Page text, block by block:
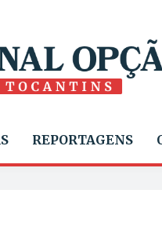
REPORTAGENS